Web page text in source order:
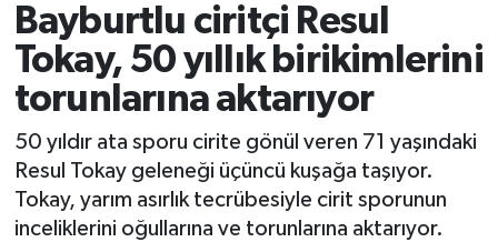
Bayburtlu ciritçi Resul
Tokay, 50 yıllık birikimlerini
torunlarına aktarıyor
50 yıldır ata sporu cirite gönül veren 71 yaşındaki
Resul Tokay geleneği üçüncü kuşağa taşıyor.
Tokay, yarım asırlık tecrübesiyle cirit sporunun
inceliklerini oğullarına ve torunlarına aktarıyor.
Süper Lig Puan Durumu ve Fikstür
Tüm Manşetler
Son Dakika Haberleri
Haber Arşivi